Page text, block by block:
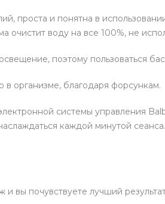
проста и понятна в
очистит воду на все 100%, не
поэтому пользоваться
организме, благодаря форсункам.
системы управления
каждой минутой сеанса.
вы почувствуете лучший